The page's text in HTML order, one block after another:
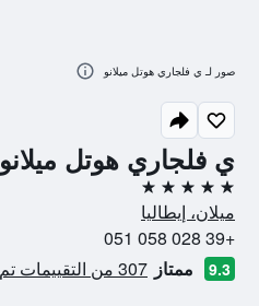
ي فلجاري هوتل ميلانو
5 نجوم
ميلان، إيطاليا
+39 028 058 051
9.3 ممتاز 307 من التقييمات تم التحقق منها
صور لـ ي فلجاري هوتل ميلانو